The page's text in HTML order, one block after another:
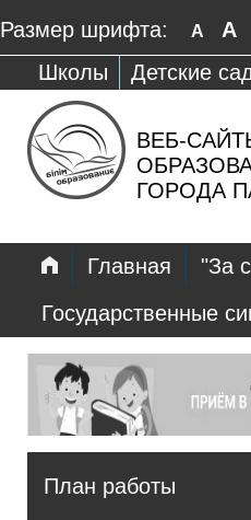
Размер шрифта: A A
Школы Детские
ВЕБ-
ГОРОДА
Главная "За
Государственные
План работы